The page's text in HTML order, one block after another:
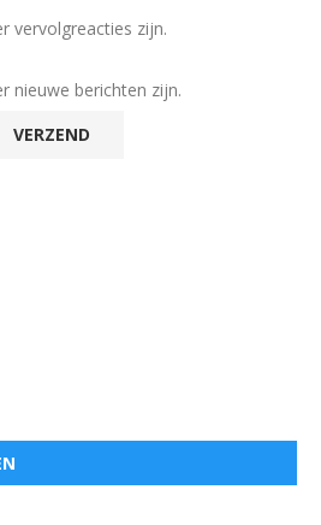
vervolgreacties zijn.
nieuwe berichten zijn.